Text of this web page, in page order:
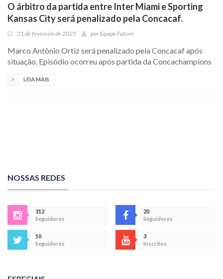
O árbitro da partida entre Inter Miami e Sporting
Kansas City será penalizado pela Concacaf.
21 de fevereiro de 2025 por Equipe Futsim
Marco Antônio Ortiz será penalizado pela Concacaf após
situação. Episódio ocorreu após partida da Concachampions
LEIA MAIS
NOSSAS REDES
312
Seguidores
20
Seguidores
10
Seguidores
3
Inscritos